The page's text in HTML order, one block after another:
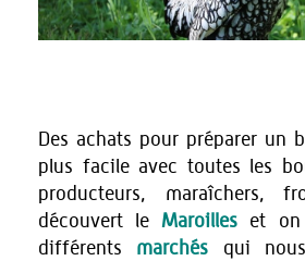
Des achats pour préparer un
plus facile avec toutes les
producteurs, maraîchers,
découvert leMaroilles et on
différents marchés qui